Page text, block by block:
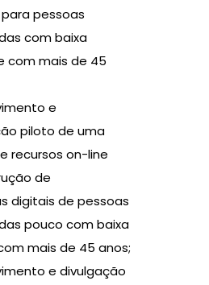
pessoas
com baixa
com mais de 45
e
piloto de uma
recursos on-line
de
digitais de pessoas
pouco com baixa
mais de 45 anos;
e divulgação